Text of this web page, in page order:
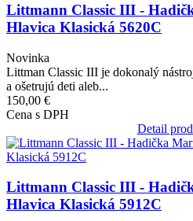
Littmann Classic III -
Hlavica Klasická 5620C
Novinka
Littman Classic III je dokonalý
a ošetrujú deti aleb...
150,00 €
Cena s DPH
Detail
Obrázok
Littmann Classic III -
Hlavica Klasická 5912C